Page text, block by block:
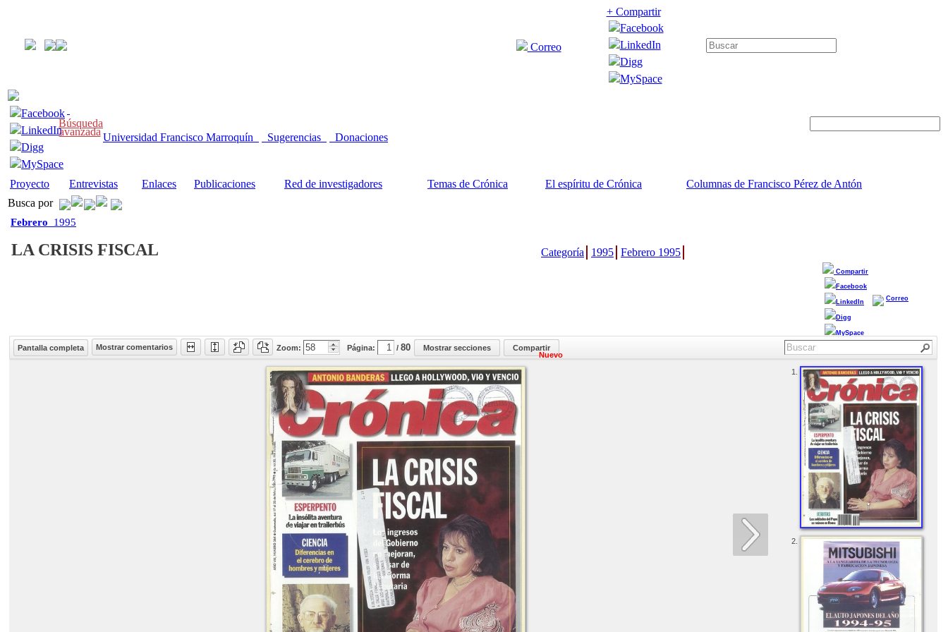
Correo
+ Compartir
Facebook
LinkedIn
Digg
MySpace
Facebook
LinkedIn
Digg
MySpace
Búsqueda
avanzada Universidad Francisco Marroquín Sugerencias Donaciones
Proyecto Entrevistas Enlaces Publicaciones Red de investigadores Temas de Crónica El espíritu de Crónica
Columnas de Francisco Pérez de Antón
Busca por
Febrero 1995
LA CRISIS FISCAL Categoría 1995 Febrero 1995
Compartir
Facebook
LinkedIn
Digg
MySpace
Correo
Pantalla completa Mostrar comentarios Zoom: Página: / 80 Mostrar secciones
Compartir
Nuevo
1.
2.